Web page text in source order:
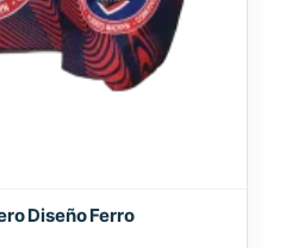
Diseño Ferro